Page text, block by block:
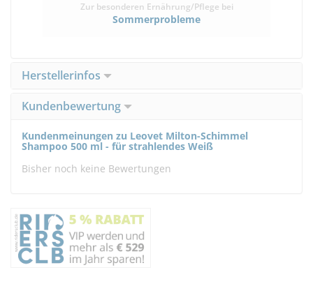
Zur besonderen Ernährung/Pflege bei
Sommerprobleme
Herstellerinfos
Kundenbewertung
Kundenmeinungen zu Leovet Milton-Schimmel
Shampoo 500 ml - für strahlendes Weiß
Bisher noch keine Bewertungen